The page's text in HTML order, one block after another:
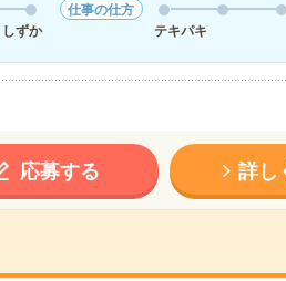
しずか
仕事の仕方
テキパキ
応募する 詳し